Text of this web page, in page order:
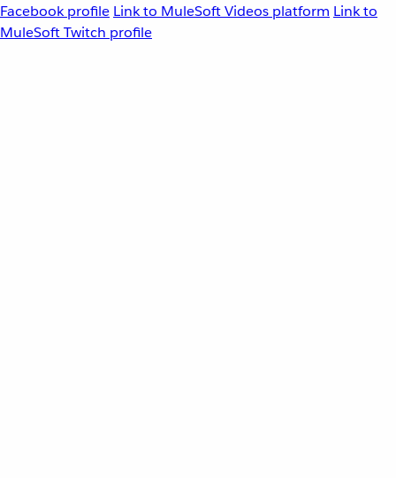
Facebook profile Link to MuleSoft Videos platform Link to
MuleSoft Twitch profile